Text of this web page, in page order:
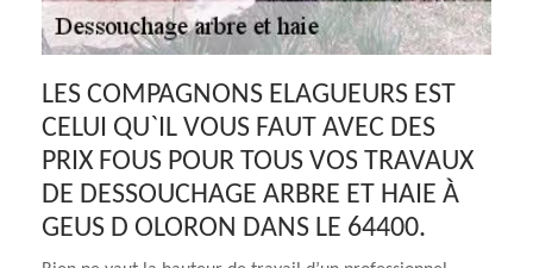
LES COMPAGNONS ELAGUEURS EST
CELUI QU`IL VOUS FAUT AVEC DES
PRIX FOUS POUR TOUS VOS TRAVAUX
DE DESSOUCHAGE ARBRE ET HAIE À
GEUS D OLORON DANS LE 64400.